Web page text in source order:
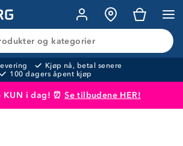
og kategorier
Kjøp nå, betal senere
100 dagers åpent kjøp
KUN i dag! ⏰Se tilbudene HER!
er lagt i handlekurven